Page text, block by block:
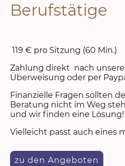
Berufstätige
119 € pro Sitzung (60 Min.)
Zahlung direkt nach
Überweisung oder per
Finanzielle Fragen sollten
Beratung nicht im Weg
und wir finden eine Lösung!
Vielleicht passt auch eines
zu den Angeboten